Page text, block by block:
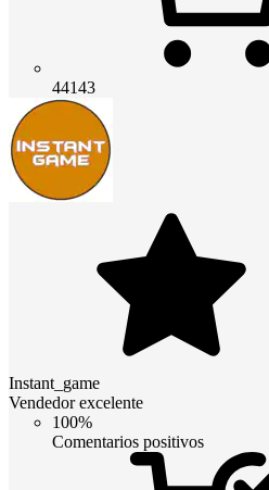
44143
Instant_game
Vendedor excelente
100%
Comentarios positivos